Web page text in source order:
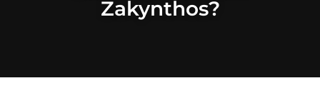
Zakynthos?